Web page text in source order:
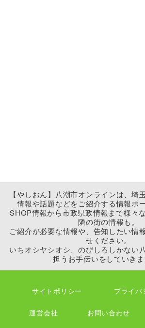
【やしおん】八潮市オンラインは、埼
情報や話題などをご紹介する情報ポ
SHOP情報から市政県政情報まで様々
隣の街の情報も。
ご紹介が必要な情報や、告知したい情
せください。
いちオシヤシオシ、のびしろしかない
担うお手伝いをしていきま
サイトポリシー プライバ
運営会社 お問い合わせ